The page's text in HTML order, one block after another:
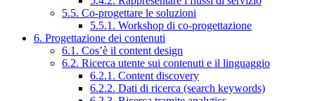
5.5. Co-progettare le soluzioni
5.5.1. Workshop di co-progettazione
6. Progettazione dei contenuti
6.1. Cos’è il content design
6.2. Ricerca utente sui contenuti e il linguaggio
6.2.1. Content discovery
6.2.2. Dati di ricerca (search keywords)